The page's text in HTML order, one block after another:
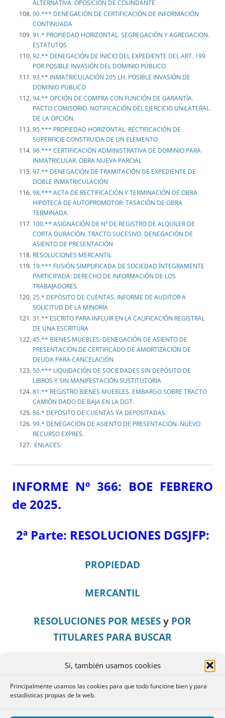
Sí, también usamos cookies
Principalmente usamos las cookies para que todo funcione bien y para
estadísticas propias de la web.
ALTERNATIVA. OPOSICIÓN DE COLINDANTE
90.*** DENEGACIÓN DE CERTIFICACIÓN DE INFORMACIÓN
CONTINUADA
91.* PROPIEDAD HORIZONTAL. SEGREGACIÓN Y AGREGACION.
ESTATUTOS
92.** DENEGACIÓN DE INICIO DEL EXPEDIENTE DEL ART. 199
POR POSIBLE INVASIÓN DEL DOMINIO PÚBLICO
93.** INMATRICULACIÓN 205 LH. POSIBLE INVASIÓN DE
DOMINIO PÚBLICO
94.** OPCIÓN DE COMPRA CON FUNCIÓN DE GARANTÍA.
PACTO COMISORIO. NOTIFICACIÓN DEL EJERCICIO UNILATERAL
DE LA OPCIÓN.
95.*** PROPIEDAD HORIZONTAL. RECTIFICACIÓN DE
SUPERFICIE CONSTRUIDA DE UN ELEMENTO
96.*** CERTIFICACIÓN ADMINISTRATIVA DE DOMINIO PARA
INMATRICULAR. OBRA NUEVA PARCIAL
97.** DENEGACIÓN DE TRAMITACIÓN DE EXPEDIENTE DE
DOBLE INMATRICULACIÓN
98.*** ACTA DE RECTIFICACIÓN Y TERMINACIÓN DE OBRA.
HIPOTECA DE AUTOPROMOTOR: TASACIÓN DE OBRA
TERMINADA.
100.** ASIGNACIÓN DE Nº DE REGISTRO DE ALQUILER DE
CORTA DURACIÓN. TRACTO SUCESIVO. DENEGACIÓN DE
ASIENTO DE PRESENTACIÓN
RESOLUCIONES MERCANTIL
19.*** FUSIÓN SIMPLIFICADA DE SOCIEDAD ÍNTEGRAMENTE
PARTICIPADA: DERECHO DE INFORMACIÓN DE LOS
TRABAJADORES.
25.* DEPÓSITO DE CUENTAS. INFORME DE AUDITOR A
SOLICITUD DE LA MINORÍA
31.** ESCRITO PARA INFLUIR EN LA CALIFICACIÓN REGISTRAL
DE UNA ESCRITURA
45.** BIENES MUEBLES: DENEGACIÓN DE ASIENTO DE
PRESENTACIÓN DE CERTIFICADO DE AMORTIZACIÓN DE
DEUDA PARA CANCELACIÓN
50.*** LIQUIDACIÓN DE SOCIEDADES SIN DEPÓSITO DE
LIBROS Y SIN MANIFESTACIÓN SUSTITUTORIA
81.** REGISTRO BIENES MUEBLES. EMBARGO SOBRE TRACTO
CAMIÓN DADO DE BAJA EN LA DGT.
86.* DEPÓSITO DE CUENTAS YA DEPOSITADAS.
99.* DENEGACIÓN DE ASIENTO DE PRESENTACIÓN. NUEVO
RECURSO EXPRES.
ENLACES:
INFORME Nº 366: BOE FEBRERO
de 2025.
2ª Parte: RESOLUCIONES DGSJFP:
PROPIEDAD
MERCANTIL
RESOLUCIONES POR MESES y POR
TITULARES PARA BUSCAR
Ir al INFORME de FEBRERO (Secciones I y II
del BOE)